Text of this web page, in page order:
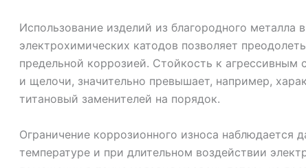
Использование изделий из благородного металла
электрохимических катодов позволяет
предельной коррозией. Стойкость к агрессивным
и щелочи, значительно превышает, например,
титановый заменителей на порядок.
Ограничение коррозионного износа наблюдается
температуре и при длительном воздействии